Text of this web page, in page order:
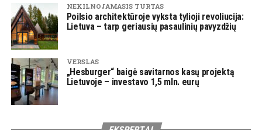
NEKILNOJAMASIS TURTAS
Poilsio architektūroje vyksta tylioji revoliucija:
Lietuva – tarp geriausių pasaulinių pavyzdžių
VERSLAS
„Hesburger“ baigė savitarnos kasų projektą
Lietuvoje – investavo 1,5 mln. eurų